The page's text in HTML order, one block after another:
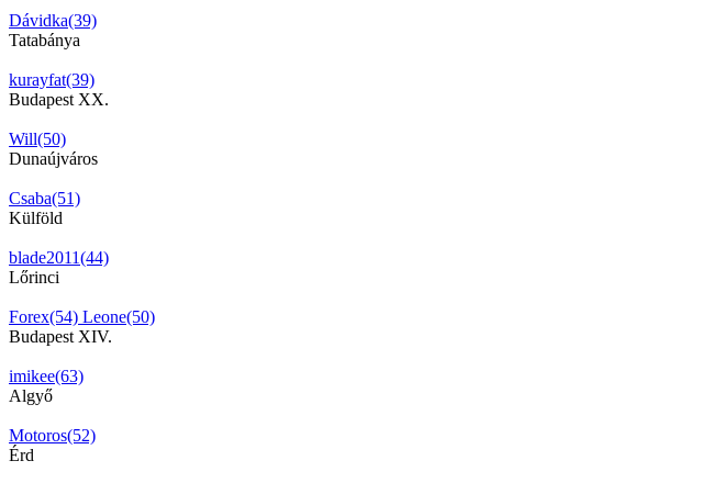
Dávidka(39)
Tatabánya
kurayfat(39)
Budapest XX.
Will(50)
Dunaújváros
Csaba(51)
Külföld
blade2011(44)
Lőrinci
Forex(54) Leone(50)
Budapest XIV.
imikee(63)
Algyő
Motoros(52)
Érd